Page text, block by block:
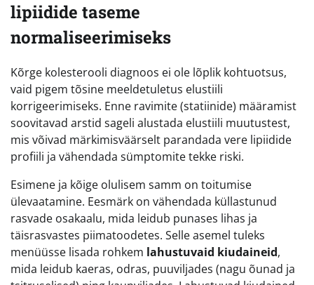
lipiidide taseme
normaliseerimiseks
Kõrge kolesterooli diagnoos ei ole lõplik kohtuotsus,
vaid pigem tõsine meeldetuletus elustiili
korrigeerimiseks. Enne ravimite (statiinide) määramist
soovitavad arstid sageli alustada elustiili muutustest,
mis võivad märkimisväärselt parandada vere lipiidide
profiili ja vähendada sümptomite tekke riski.
Esimene ja kõige olulisem samm on toitumise
ülevaatamine. Eesmärk on vähendada küllastunud
rasvade osakaalu, mida leidub punases lihas ja
täisrasvastes piimatoodetes. Selle asemel tuleks
menüüsse lisada rohkem lahustuvaid kiudaineid,
mida leidub kaeras, odras, puuviljades (nagu õunad ja